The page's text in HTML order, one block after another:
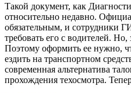
Такой документ, как
относительно недавно.
обязательным, и сотрудники
требовать его с водителей.
Поэтому оформить ее нужно,
ездить на транспортном
современная альтернатива
прохождения техосмотра.